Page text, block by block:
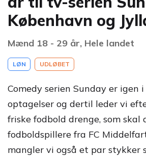
København og
Mænd 18 - 29 år, Hele landet
LØN UDLØBET
Comedy serien Sunday er igen
optagelser og dertil leder vi
friske fodbold drenge, som skal
fodboldspillere fra FC
mangler vi også et par stykker